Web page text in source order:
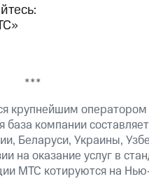
***
оператором
компании
Беларуси, Украины,
оказание услуг в
МТС котируются на